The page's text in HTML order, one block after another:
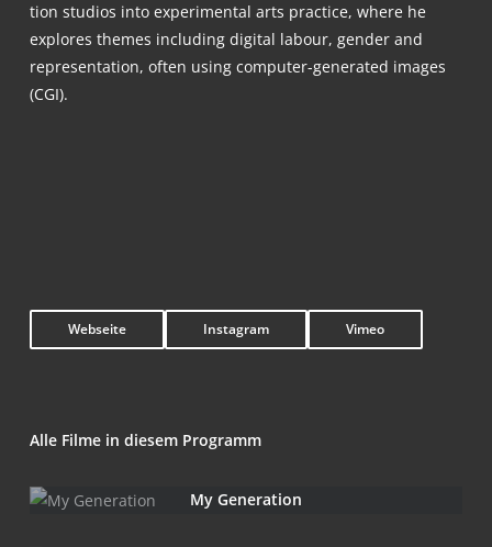
tion stu­di­os into expe­ri­men­tal arts prac­ti­ce, whe­re he
explo­res the­mes inclu­ding digi­tal labour, gen­der and
repre­sen­ta­ti­on, often using com­pu­ter-gene­ra­ted images
(CGI).
Web­sei­te Insta­gram Vimeo
Alle Fil­me in die­sem Programm
My Gene­ra­ti­on